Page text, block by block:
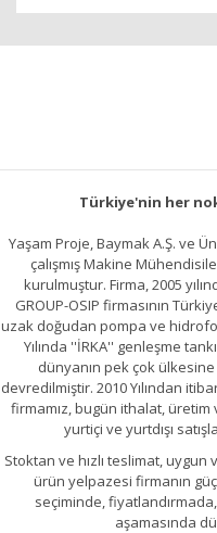
Türkiye'nin her
Yaşam Proje, Baymak A.Ş. ve
çalışmış Makine
kurulmuştur. Firma, 2005
GROUP-OSIP firmasının
uzak doğudan pompa ve
Yılında ''İRKA'' genleşme
dünyanın pek çok
devredilmiştir. 2010 Yılından
firmamız, bugün ithalat,
yurtiçi ve yurtdışı
Stoktan ve hızlı teslimat, uygun
ürün yelpazesi firmanın
seçiminde,
aşamasında